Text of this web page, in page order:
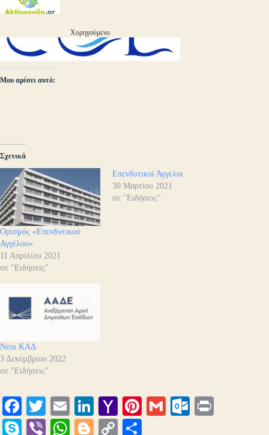
Χορηγούμενο
Μου αρέσει αυτό:
Σχετικά
Ορισμός «Επενδυτικού
Αγγέλου»
11 Απριλίου 2021
σε "Ειδήσεις"
Επενδυτικοί Άγγελοι
30 Μαρτίου 2021
σε "Ειδήσεις"
Νέοι ΚΑΔ
3 Δεκεμβρίου 2022
σε "Ειδήσεις"
Fa
ce
T
wi
E
m
Li
nk
Y
ah
Pi
G
O
S
Vi
W
Bl
C